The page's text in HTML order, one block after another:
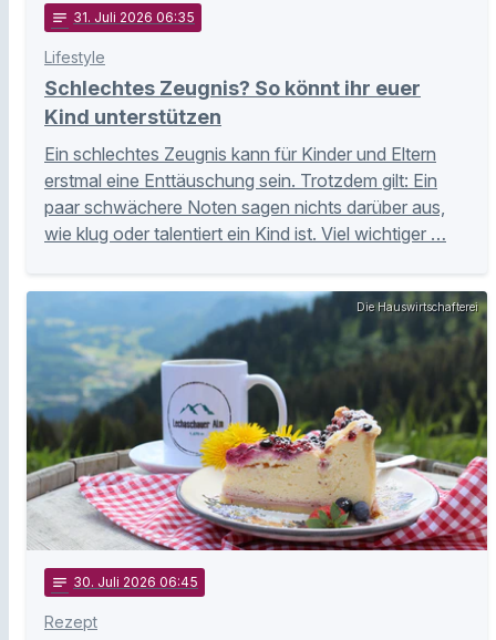
notes 31. Juli 2026 06:35
Lifestyle
Schlechtes Zeugnis? So könnt ihr euer
Kind unterstützen
Ein schlechtes Zeugnis kann für Kinder und Eltern
erstmal eine Enttäuschung sein. Trotzdem gilt: Ein
paar schwächere Noten sagen nichts darüber aus,
wie klug oder talentiert ein Kind ist. Viel wichtiger …
Die Hauswirtschafterei
notes 30. Juli 2026 06:45
Rezept